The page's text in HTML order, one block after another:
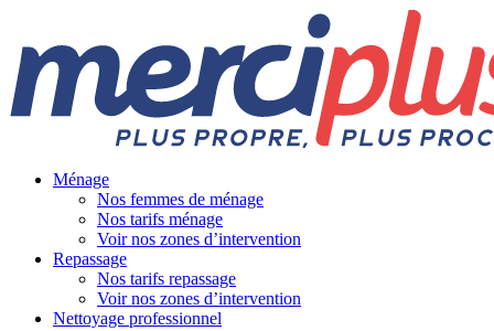
Ménage
Nos femmes de ménage
Nos tarifs ménage
Voir nos zones d’intervention
Repassage
Nos tarifs repassage
Voir nos zones d’intervention
Nettoyage professionnel